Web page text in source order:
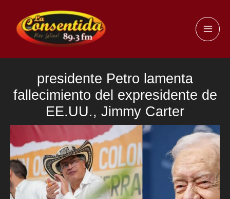
contenido
presidente Petro lamenta
fallecimiento del expresidente de
EE.UU., Jimmy Carter